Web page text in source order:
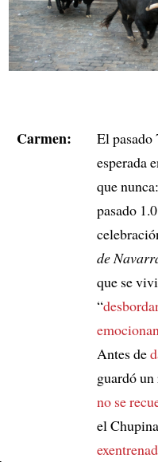
Carmen: El
esperada
que
pasado
de
que se
“
Antes de
guardó un
no se
el